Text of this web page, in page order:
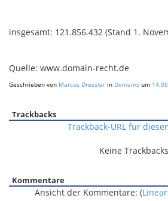
insgesamt: 121.856.432 (Stand 1.
Quelle: www.domain-recht.de
Geschrieben von Marcus Dressler in Domains um 14:05
Trackbacks
Trackback-URL für
Keine Trackbacks
Kommentare
Ansicht der Kommentare: (Linear